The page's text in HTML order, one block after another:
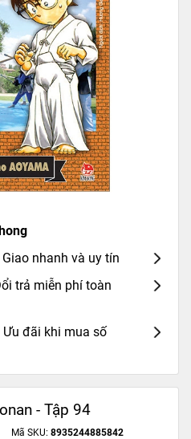
Giao nhanh và uy tín
trả miễn phí toàn
Ưu đãi khi mua số
- Tập 94
Mã SKU: 8935244885842